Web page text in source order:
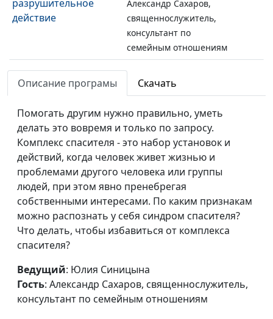
разрушительное
действие
Александр Сахаров,
священнослужитель,
консультант по
семейным отношениям
Человек-
манипулятор: почему
Юлия Синицына,
Александр Сахаров,
консультант по
семейным отношениям
Как противостоять
манипулятору?
Юлия Синицына,
Александр Сахаров,
священнослужитель,
консультант по
семейным отношениям
Манипуляции: виды и
священнослужитель,
консультант по
семейным отношениям
Описание програмы Скачать
Помогать другим нужно правильно, уметь
делать это вовремя и только по запросу.
Комплекс спасителя - это набор установок и
действий, когда человек живет жизнью и
проблемами другого человека или группы
людей, при этом явно пренебрегая
собственными интересами. По каким признакам
можно распознать у себя синдром спасителя?
Что делать, чтобы избавиться от комплекса
спасителя?
Ведущий: Юлия Синицына
Гость: Александр Сахаров, священнослужитель,
консультант по семейным отношениям